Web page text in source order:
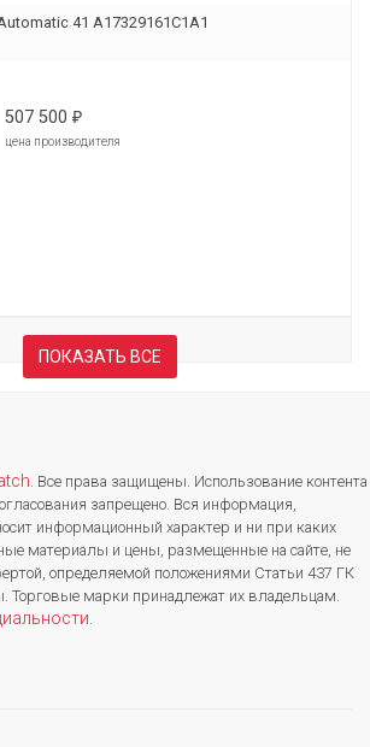
41 A17329161C1A1
507 500 ₽
цена производителя
ПОКАЗАТЬ ВСЕ
. Все права защищены. Использование контента
запрещено. Вся информация,
информационный характер и ни при каких
материалы и цены, размещенные на сайте, не
определяемой положениями Статьи 437 ГК
Торговые марки принадлежат их владельцам.
.